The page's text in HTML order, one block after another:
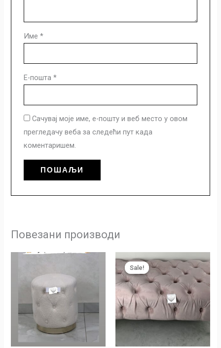
Име *
Е-пошта *
Сачувај моје име, е-пошту и веб место у овом
прегледачу веба за следећи пут када
коментаришем.
Повезани производи
Sale!
Sale!
цена
је
била:
24.000 рсд.
цена
18.500